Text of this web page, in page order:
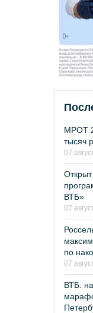
МРОТ
тысяч
07
ВТБ»
07
по
07
ВТБ: